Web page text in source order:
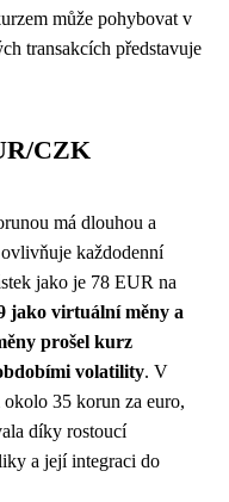
může pohybovat v
transakcích představuje
CZK
má dlouhou a
každodenní
jako je 78 EUR na
jako virtuální měny a
prošel kurz
volatility. V
35 korun za euro,
díky rostoucí
a její integraci do